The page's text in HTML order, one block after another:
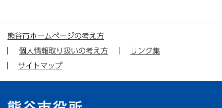
熊谷市ホームページの考え方
個人情報取り扱いの考え方
リンク集
サイトマップ